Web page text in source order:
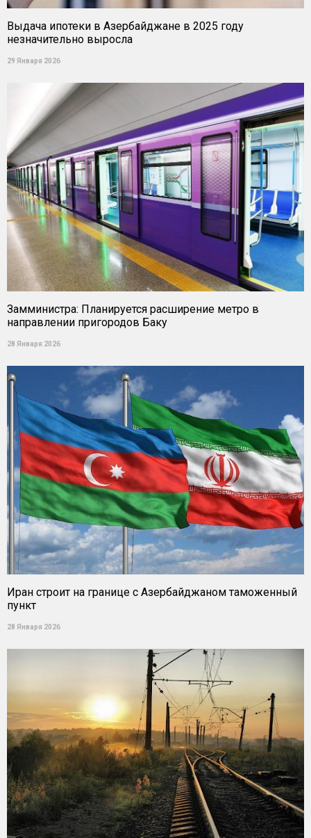
Выдача ипотеки в Азербайджане в 2025 году
незначительно выросла
29 Января 2026
Замминистра: Планируется расширение метро в
направлении пригородов Баку
28 Января 2026
Иран строит на границе с Азербайджаном таможенный
пункт
28 Января 2026